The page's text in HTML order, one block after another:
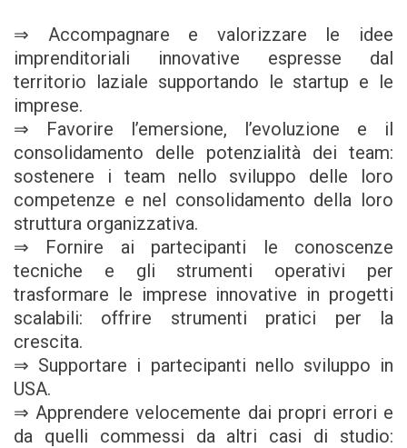
⇒ Accompagnare e valorizzare le idee
imprenditoriali innovative espresse dal
territorio laziale supportando le startup e le
imprese.
⇒ Favorire l’emersione, l’evoluzione e il
consolidamento delle potenzialità dei team:
sostenere i team nello sviluppo delle loro
competenze e nel consolidamento della loro
struttura organizzativa.
⇒ Fornire ai partecipanti le conoscenze
tecniche e gli strumenti operativi per
trasformare le imprese innovative in progetti
scalabili: offrire strumenti pratici per la
crescita.
⇒ Supportare i partecipanti nello sviluppo in
USA.
⇒ Apprendere velocemente dai propri errori e
da quelli commessi da altri casi di studio: